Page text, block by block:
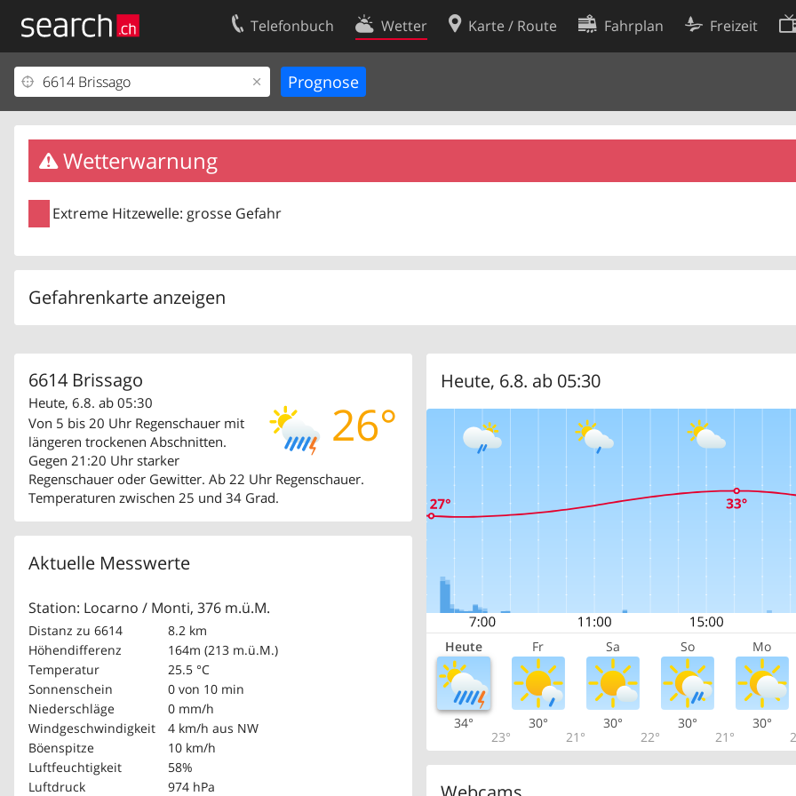
Telefonbuch Wetter Karte / Route Fahrplan Freizeit
Wetterwarnung
Extreme Hitzewelle: grosse Gefahr
Gefahrenkarte anzeigen
6614 Brissago
26°
Heute, 6.8. ab 05:30
Von 5 bis 20 Uhr Regenschauer mit
längeren trockenen Abschnitten.
Gegen 21:20 Uhr starker
Regenschauer oder Gewitter. Ab 22 Uhr Regenschauer.
Temperaturen zwischen 25 und 34 Grad.
Aktuelle Messwerte
Station: Locarno / Monti, 376 m.ü.M.
Distanz zu 6614
8.2 km
Höhendifferenz
164m (213 m.ü.M.)
Temperatur
25.5 °C
Sonnenschein
0 von 10 min
Niederschläge
0 mm/h
Windgeschwindigkeit
4 km/h aus NW
Böenspitze
10 km/h
Luftfeuchtigkeit
58%
Luftdruck
974 hPa
Heute, 6.8. ab 05:30
Heute Fr Sa So Mo
34°
23°
30°
21°
30°
22°
30°
21°
30°
Ihr Eintrag
Kundencenter Geschäftskunden
Impressum
Kontakt
Nutzungsbedingungen
Datenschutzerklärung
Cookie-Einstellungen
Entwickler